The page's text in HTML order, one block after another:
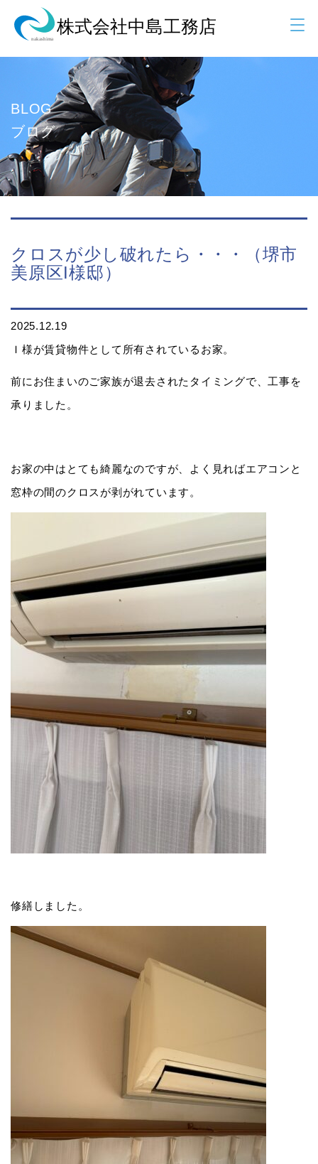
BLOG
ブログ
クロスが少し破れたら・・・（堺市
美原区I様邸）
2025.12.19
Ｉ様が賃貸物件として所有されているお家。
前にお住まいのご家族が退去されたタイミングで、工事を
承りました。
お家の中はとても綺麗なのですが、よく見ればエアコンと
窓枠の間のクロスが剥がれています。
修繕しました。